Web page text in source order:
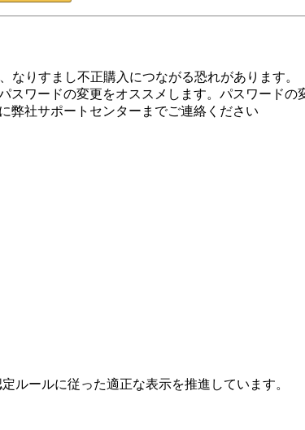
りすまし不正購入につながる恐れがあります。
スワードの変更をオススメします。パスワード
弊社サポートセンターまでご連絡ください
ルールに従った適正な表示を推進しています。